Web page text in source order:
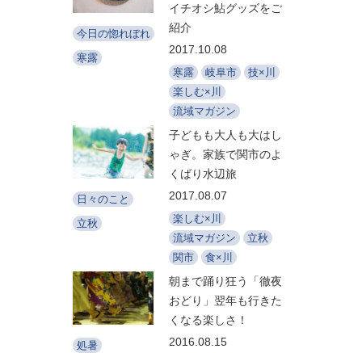
今日の惚れぼれ
寒露
イチオシ鮎グッズをご
紹介
2017.10.08
寒露 岐阜市
技×川
楽しむ×川
流域マガジン
日々のこと
立秋
子どもも大人も大はし
ゃぎ。家族で関市のよ
くばり水辺旅
2017.08.07
楽しむ×川
流域マガジン
立秋
関市
食×川
処暑
朝まで踊り狂う「徹夜
おどり」翌年も行きた
くなる楽しさ！
2016.08.15